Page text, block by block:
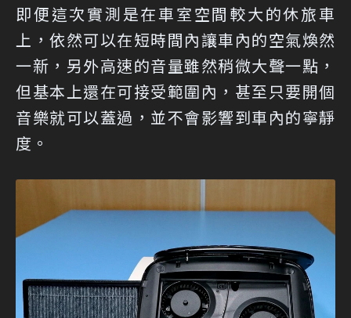
即便這次實測是在車室空間較大的休旅車
上，依然可以在短時間內讓車內的空氣煥然
一新，另外高速的音量雖然稍微大聲一點，
但基本上還在可接受範圍內，甚至只要開個
音樂就可以蓋過，並不會影響到車內的寧靜
度。